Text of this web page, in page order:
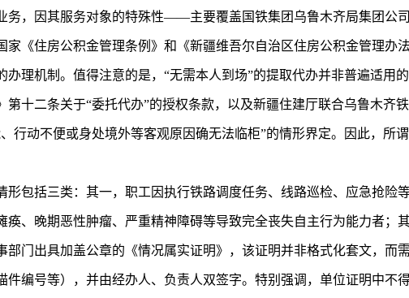
务，因其服务对象的特殊性——主要覆盖国铁集团乌鲁木齐局集团公
《住房公积金管理条例》和《新疆维吾尔自治区住房公积金管理办
办理机制。值得注意的是，“无需本人到场”的提取代办并非普遍适用
十二条关于“委托代办”的授权条款，以及新疆住建厅联合乌鲁木齐
行动不便或身处境外等客观原因确无法临柜”的情形界定。因此，所
形包括三类：其一，职工因执行铁路调度任务、线路巡检、应急抢险
痪、晚期恶性肿瘤、严重精神障碍等导致完全丧失自主行为能力者
部门出具加盖公章的《情况属实证明》，该证明并非格式化套文，
件编号等），并由经办人、负责人双签字。特别强调，单位证明中不